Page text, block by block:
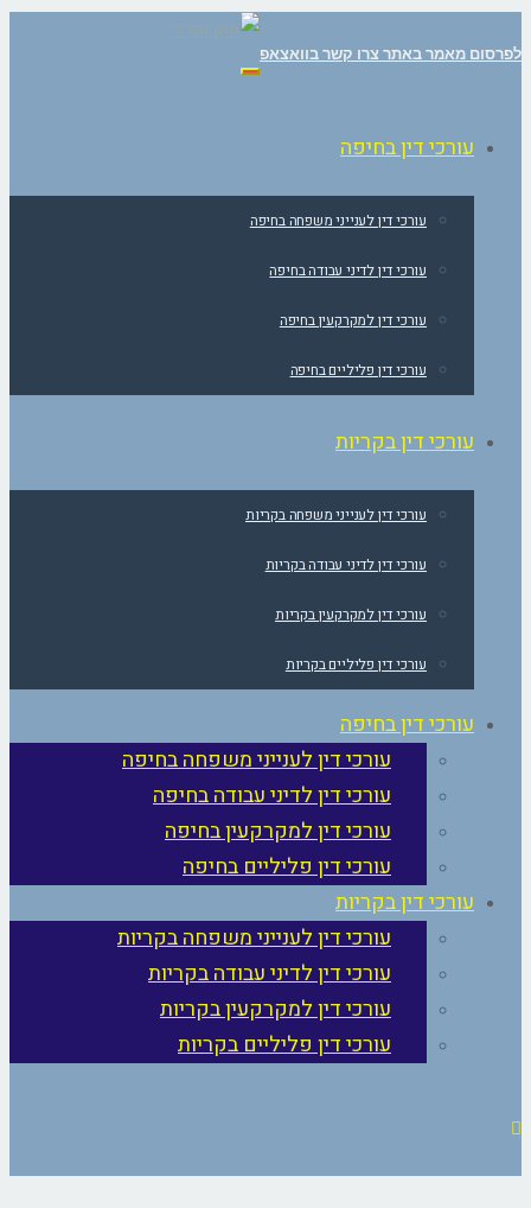
לפרסום מאמר באתר צרו קשר בוואצאפ
תפריט
עורכי דין בחיפה
עורכי דין לענייני משפחה בחיפה
עורכי דין לדיני עבודה בחיפה
עורכי דין למקרקעין בחיפה
עורכי דין פליליים בחיפה
עורכי דין בקריות
עורכי דין לענייני משפחה בקריות
עורכי דין לדיני עבודה בקריות
עורכי דין למקרקעין בקריות
עורכי דין פליליים בקריות
עורכי דין בחיפה
עורכי דין לענייני משפחה בחיפה
עורכי דין לדיני עבודה בחיפה
עורכי דין למקרקעין בחיפה
עורכי דין פליליים בחיפה
עורכי דין בקריות
עורכי דין לענייני משפחה בקריות
עורכי דין לדיני עבודה בקריות
עורכי דין למקרקעין בקריות
עורכי דין פליליים בקריות